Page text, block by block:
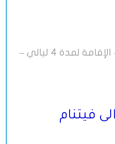
الإقامة لمدة 4 ليالي –
فيتنام